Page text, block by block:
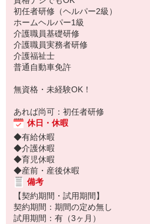
初任者研修（ヘルパー2級）
ホームヘルパー1級
介護職員基礎研修
介護職員実務者研修
介護福祉士
普通自動車免許
無資格・未経験OK！
あれば尚可：初任者研修
休日・休暇
◆有給休暇
◆介護休暇
◆育児休暇
◆産前・産後休暇
備考
【契約期間・試用期間】
契約期間：期間の定め無し
試用期間：有（3ヶ月）